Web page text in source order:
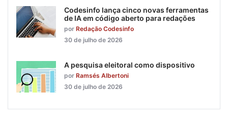
Codesinfo lança cinco novas ferramentas
de IA em código aberto para redações
por Redação Codesinfo
30 de julho de 2026
A pesquisa eleitoral como dispositivo
por Ramsés Albertoni
30 de julho de 2026